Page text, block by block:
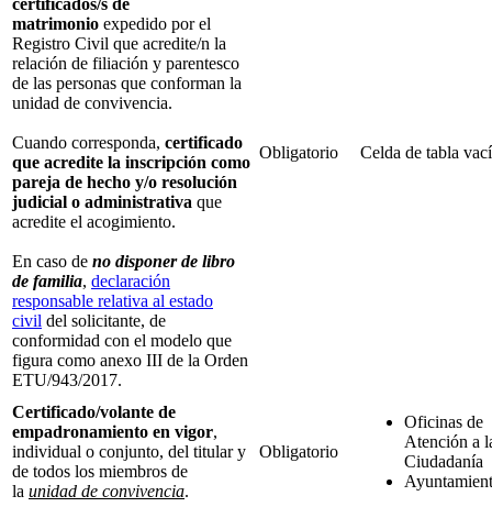
matrimonio expedido por el
Registro Civil que acredite/n la
relación de filiación y parentesco
de las personas que conforman la
unidad de convivencia.
Cuando corresponda, certificado
que acredite la inscripción como
pareja de hecho y/o resolución
judicial o administrativa que
acredite el acogimiento.
En caso de no disponer de libro
de familia, declaración
responsable relativa al estado
civil del solicitante, de
conformidad con el modelo que
figura como anexo III de la Orden
ETU/943/2017.
Obligatorio Celda de tabla
Certificado/volante de
empadronamiento en vigor,
individual o conjunto, del titular y
de todos los miembros de
la unidad de convivencia.
Obligatorio
Oficinas de
Atención a
Ciudadanía